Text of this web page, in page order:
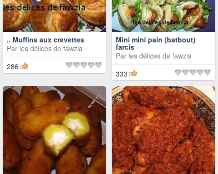
.. Muffins aux crevettes
Par les délices de fawzia
286
Mini mini pain (batbout)
farcis
Par les délices de fawzia
333